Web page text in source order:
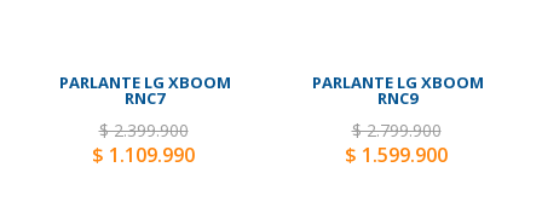
PARLANTE LG XBOOM
RNC7
$ 2.399.900
$ 1.109.990
PARLANTE LG XBOOM
RNC9
$ 2.799.900
$ 1.599.900